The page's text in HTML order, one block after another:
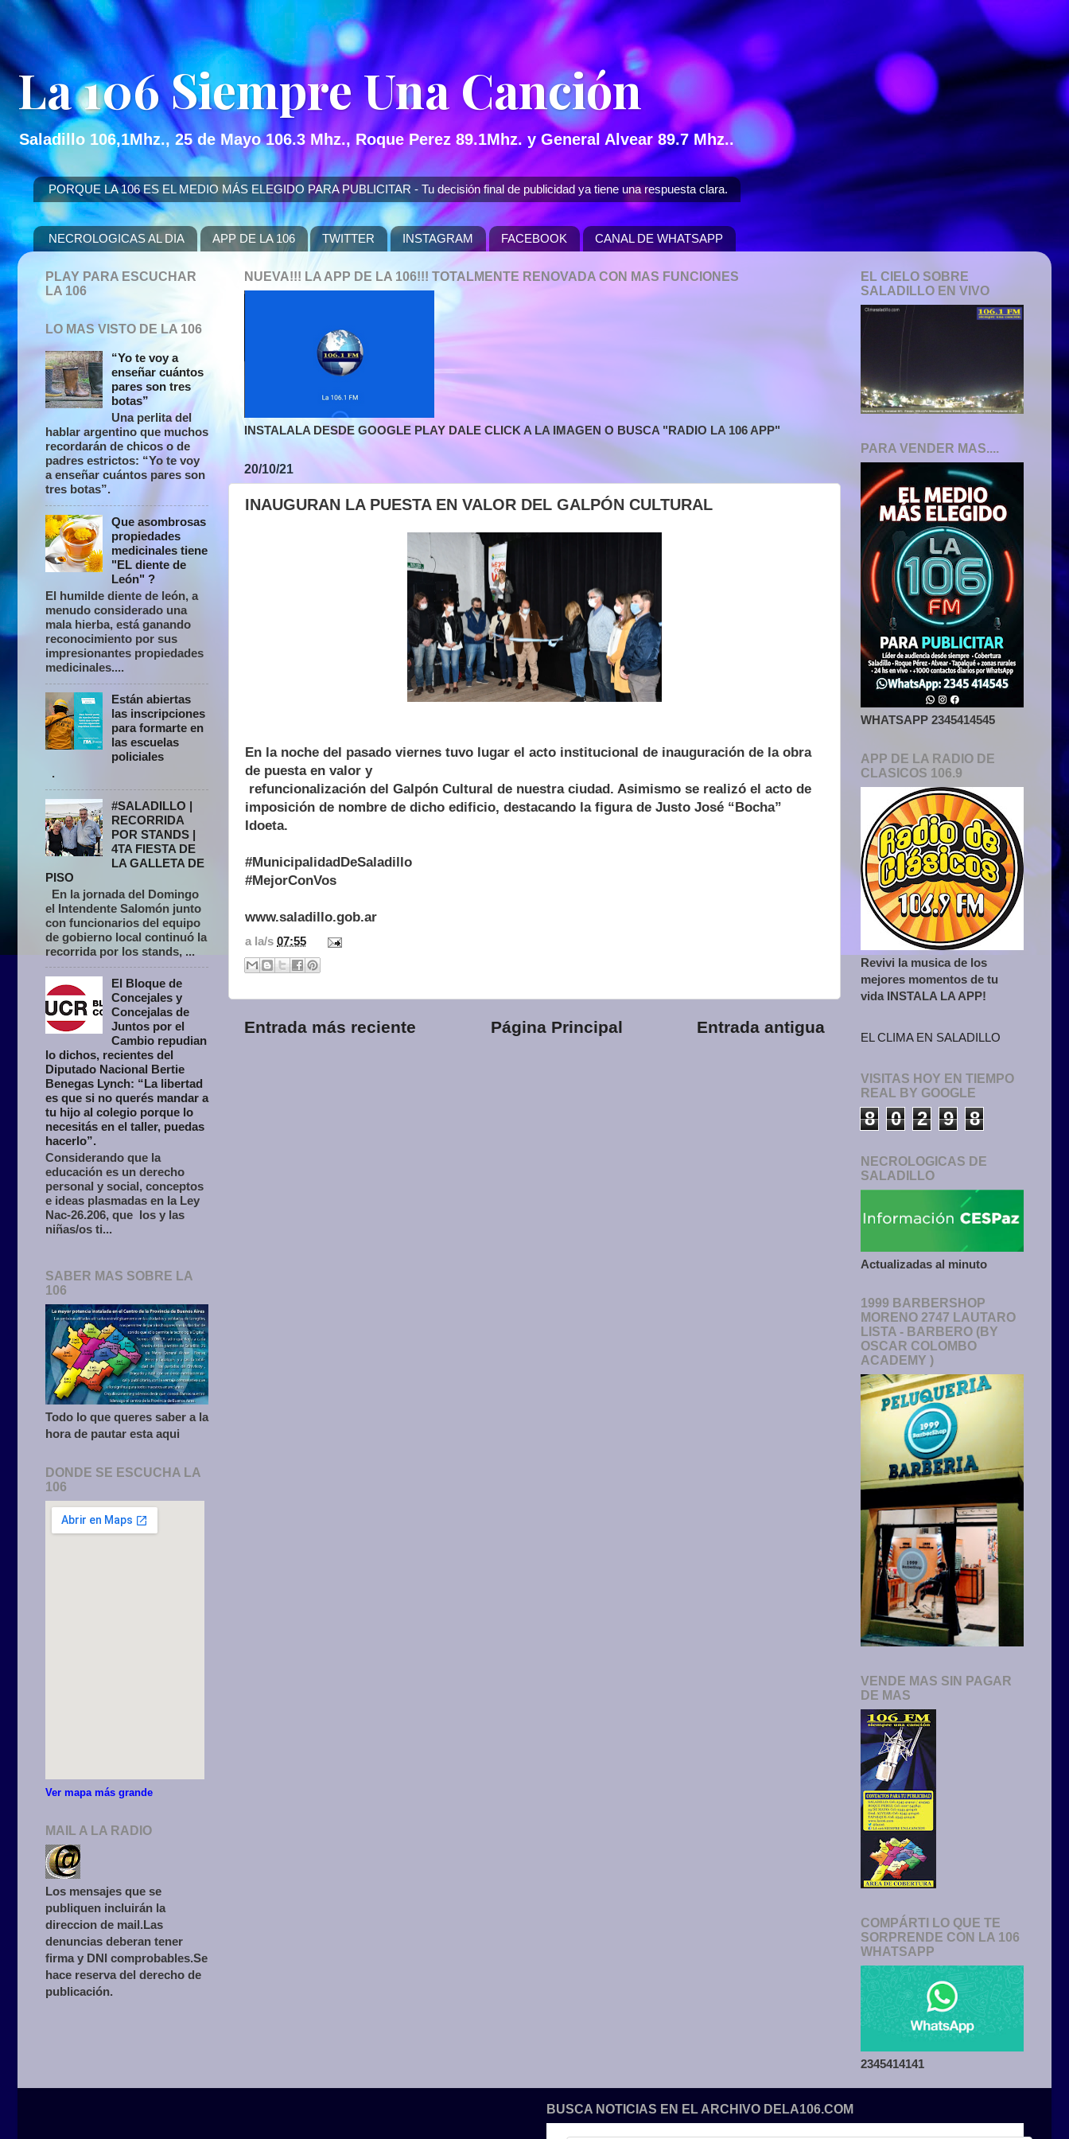
La 106 Siempre Una Canción
Saladillo 106,1Mhz., 25 de Mayo 106.3 Mhz., Roque Perez 89.1Mhz. y General Alvear 89.7 Mhz..
PORQUE LA 106 ES EL MEDIO MÁS ELEGIDO PARA PUBLICITAR - Tu decisión final de publicidad ya tiene una respuesta clara.
NECROLOGICAS AL DIA APP DE LA 106 TWITTER INSTAGRAM FACEBOOK CANAL DE WHATSAPP
NUEVA!!! LA APP DE LA 106!!! TOTALMENTE RENOVADA CON MAS FUNCIONES
INSTALALA DESDE GOOGLE PLAY DALE CLICK A LA IMAGEN O BUSCA "RADIO LA 106 APP"
20/10/21
INAUGURAN LA PUESTA EN VALOR DEL GALPÓN CULTURAL
En la noche del pasado viernes tuvo lugar el acto institucional de inauguración de la obra
de puesta en valor y
refuncionalización del Galpón Cultural de nuestra ciudad. Asimismo se realizó el acto de
imposición de nombre de dicho edificio, destacando la figura de Justo José “Bocha”
Idoeta.
#MunicipalidadDeSaladillo
#MejorConVos
www.saladillo.gob.ar
a la/s 07:55
Entrada más reciente Entrada antigua
Página Principal
PLAY PARA ESCUCHAR
LA 106
LO MAS VISTO DE LA 106
“Yo te voy a
enseñar cuántos
pares son tres
botas”
Una perlita del
hablar argentino que muchos
recordarán de chicos o de
padres estrictos: “Yo te voy
a enseñar cuántos pares son
tres botas”.
Que asombrosas
propiedades
medicinales tiene
"EL diente de
León" ?
El humilde diente de león, a
menudo considerado una
mala hierba, está ganando
reconocimiento por sus
impresionantes propiedades
medicinales....
Están abiertas
las inscripciones
para formarte en
las escuelas
policiales
.
#SALADILLO |
RECORRIDA
POR STANDS |
4TA FIESTA DE
LA GALLETA DE
PISO
En la jornada del Domingo
el Intendente Salomón junto
con funcionarios del equipo
de gobierno local continuó la
recorrida por los stands, ...
El Bloque de
Concejales y
Concejalas de
Juntos por el
Cambio repudian
lo dichos, recientes del
Diputado Nacional Bertie
Benegas Lynch: “La libertad
es que si no querés mandar a
tu hijo al colegio porque lo
necesitás en el taller, puedas
hacerlo”.
Considerando que la
educación es un derecho
personal y social, conceptos
e ideas plasmadas en la Ley
Nac-26.206, que los y las
niñas/os ti...
SABER MAS SOBRE LA
106
Todo lo que queres saber a la
hora de pautar esta aqui
DONDE SE ESCUCHA LA
106
Ver mapa más grande
MAIL A LA RADIO
Los mensajes que se
publiquen incluirán la
direccion de mail.Las
denuncias deberan tener
firma y DNI comprobables.Se
hace reserva del derecho de
publicación.
EL CIELO SOBRE
SALADILLO EN VIVO
PARA VENDER MAS....
WHATSAPP 2345414545
APP DE LA RADIO DE
CLASICOS 106.9
Revivi la musica de los
mejores momentos de tu
vida INSTALA LA APP!
EL CLIMA EN SALADILLO
VISITAS HOY EN TIEMPO
REAL BY GOOGLE
8 0 2 9 8
NECROLOGICAS DE
SALADILLO
Actualizadas al minuto
1999 BARBERSHOP
MORENO 2747 LAUTARO
LISTA - BARBERO (BY
OSCAR COLOMBO
ACADEMY )
VENDE MAS SIN PAGAR
DE MAS
COMPÁRTI LO QUE TE
SORPRENDE CON LA 106
WHATSAPP
2345414141
BUSCA NOTICIAS EN EL ARCHIVO DELA106.COM